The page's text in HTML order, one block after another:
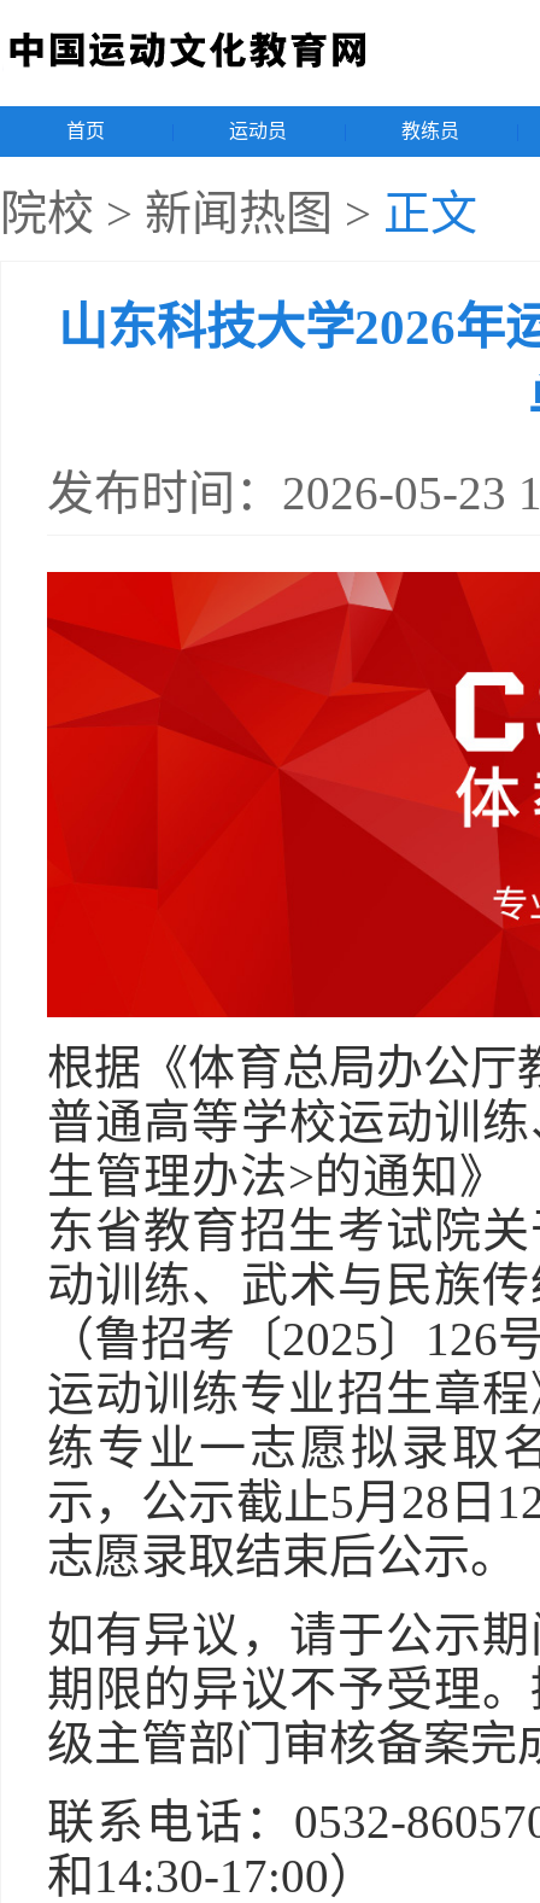
首页 运动员 教练员
院校 > 新闻热图 > 正文
山东科技大学2026年
发布时间：2026-05-
根据《体育总局办公厅
普通高等学校运动训
生管理办法>的通知》
东省教育招生考试院
动训练、武术与民族
（鲁招考〔2025〕126
运动训练专业招生章
练专业一志愿拟录取
示，公示截止5月28日
志愿录取结束后公示。
如有异议，请于公示
期限的异议不予受理
级主管部门审核备案完
联系电话：0532-
和14:30-17:00）